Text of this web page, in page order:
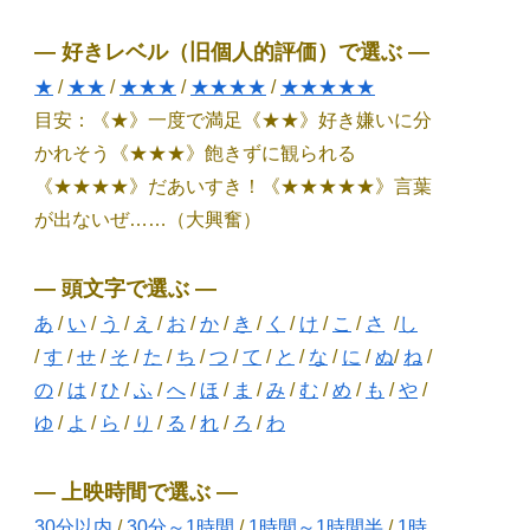
― 好きレベル（旧個人的評価）で選ぶ ―
★ / ★★ / ★★★ / ★★★★ / ★★★★★
目安：《★》一度で満足《★★》好き嫌いに分
かれそう《★★★》飽きずに観られる
《★★★★》だあいすき！《★★★★★》言葉
が出ないぜ……（大興奮）
― 頭文字で選ぶ ―
あ / い / う / え / お /か / き / く / け / こ / さ /し
/す /せ / そ / た / ち /つ /て / と / な / に /ぬ/ ね /
の / は /ひ /ふ /へ / ほ / ま /み /む /め / も /や /
ゆ / よ / ら / り / る / れ / ろ / わ
― 上映時間で選ぶ ―